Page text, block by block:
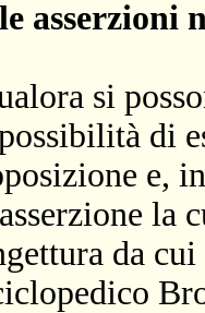
si
di
e,
la
da